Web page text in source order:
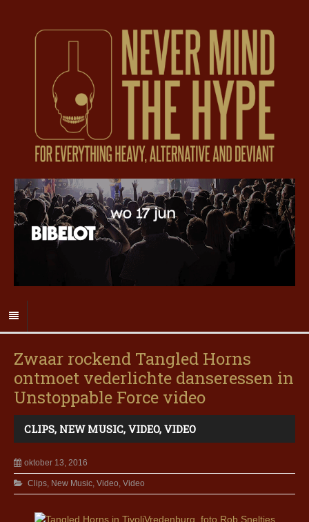
Zwaar rockend Tangled Horns
ontmoet vederlichte danseressen in
Unstoppable Force video
CLIPS, NEW MUSIC, VIDEO, VIDEO
oktober 13, 2016
Clips, New Music, Video, Video